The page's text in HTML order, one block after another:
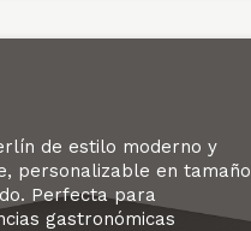
de estilo moderno y
personalizable en tamaño
Perfecta para
gastronómicas